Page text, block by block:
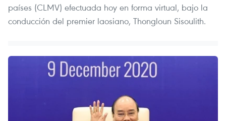
países (CLMV) efectuada hoy en forma virtual, bajo la
conducción del premier laosiano, Thongloun Sisoulith.